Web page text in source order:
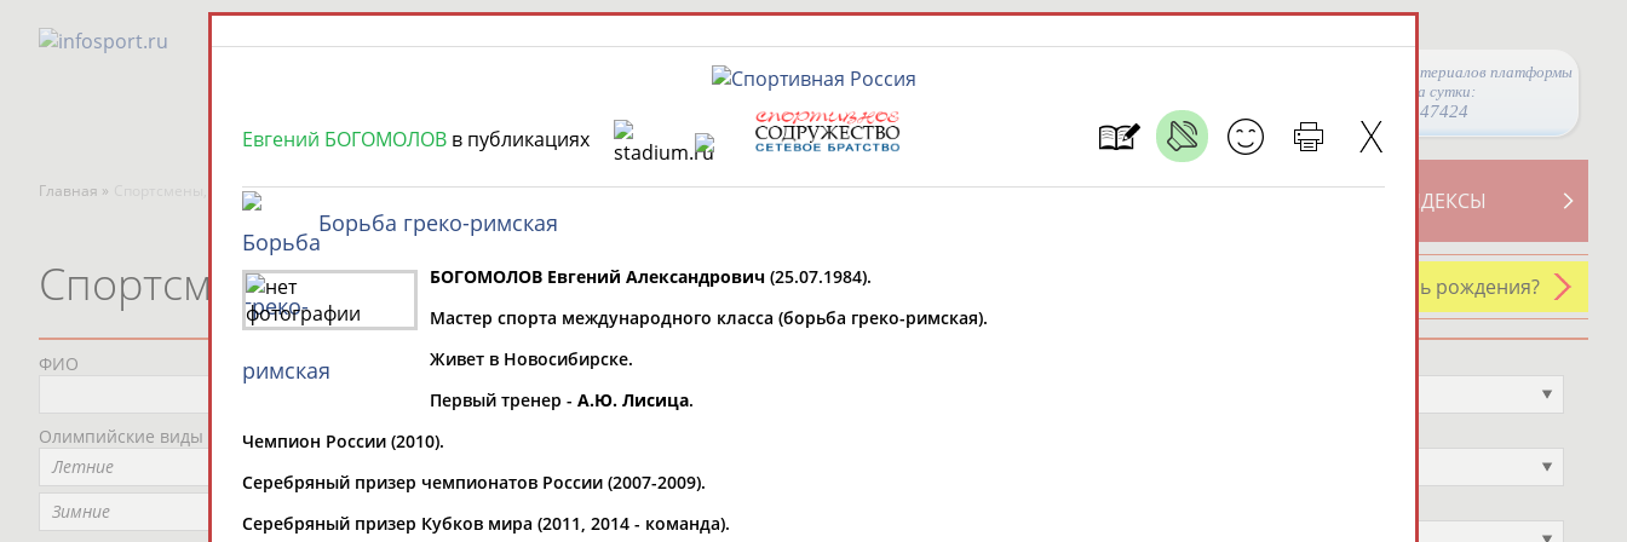
Просмотры материалов платформы
за сутки:
47424
Главная » Спортсмены, тренеры и специалисты СВОДНЫЕ ИНДЕКСЫ
У кого сегодня день рождения?
Спортсмены, тренеры и специалисты
ФИО
Олимпийские виды спорта
Летние
Зимние
Представляет регион*
Не выбран
Евгений БОГОМОЛОВ в публикациях
Борьба греко-римская
БОГОМОЛОВ Евгений Александрович (25.07.1984).
Мастер спорта международного класса (борьба греко-римская).
Живет в Новосибирске.
Первый тренер - А.Ю. Лисица.
Чемпион России (2010).
Серебряный призер чемпионатов России (2007-2009).
Серебряный призер Кубков мира (2011, 2014 - команда).